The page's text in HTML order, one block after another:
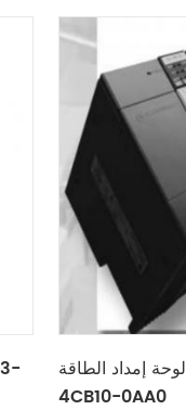
لوحة إمداد الطاقة SIEMENS 6ES7193-
4CB10-0AA0